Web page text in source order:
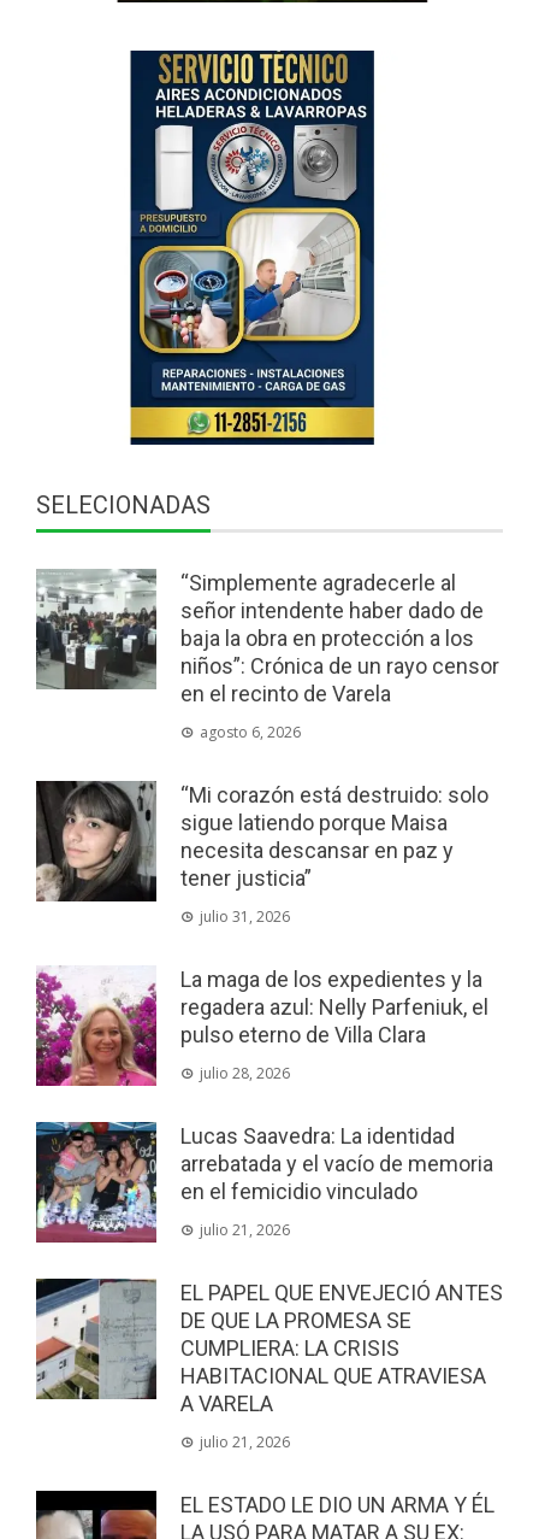
SELECIONADAS
“Simplemente agradecerle al
señor intendente haber dado de
baja la obra en protección a los
niños”: Crónica de un rayo censor
en el recinto de Varela
agosto 6, 2026
“Mi corazón está destruido: solo
sigue latiendo porque Maisa
necesita descansar en paz y
tener justicia”
julio 31, 2026
La maga de los expedientes y la
regadera azul: Nelly Parfeniuk, el
pulso eterno de Villa Clara
julio 28, 2026
Lucas Saavedra: La identidad
arrebatada y el vacío de memoria
en el femicidio vinculado
julio 21, 2026
EL PAPEL QUE ENVEJECIÓ ANTES
DE QUE LA PROMESA SE
CUMPLIERA: LA CRISIS
HABITACIONAL QUE ATRAVIESA
A VARELA
julio 21, 2026
EL ESTADO LE DIO UN ARMA Y ÉL
LA USÓ PARA MATAR A SU EX: